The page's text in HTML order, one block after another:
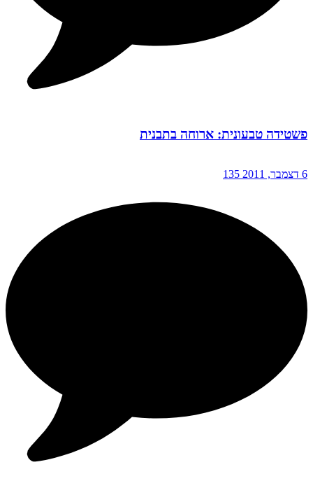
פשטידה טבעונית: ארוחה בתבנית
6 דצמבר, 2011 135